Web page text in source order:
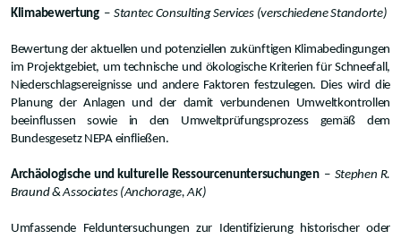
Klimabewertung – Stantec Consulting Services (verschiedene Standorte)
Bewertung der aktuellen und potenziellen zukünftigen Klimabedingungen
im Projektgebiet, um technische und ökologische Kriterien für Schneefall,
Niederschlagsereignisse und andere Faktoren festzulegen. Dies wird die
Planung der Anlagen und der damit verbundenen Umweltkontrollen
beeinflussen sowie in den Umweltprüfungsprozess gemäß dem
Bundesgesetz NEPA einfließen.
Archäologische und kulturelle Ressourcenuntersuchungen – Stephen R.
Braund & Associates (Anchorage, AK)
Umfassende Felduntersuchungen zur Identifizierung historischer oder